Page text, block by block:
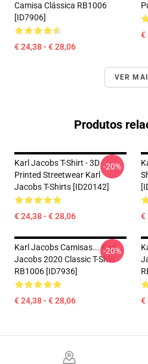
Camisa Clássica RB1006
[ID7906]
€ 24,38 - € 28,06
€
VER
Produtos
Karl Jacobs T-Shirt - 3D
Printed Streetwear Karl
Jacobs T-Shirts [ID20142]
€ 24,38 - € 28,06
-20%
€
Karl Jacobs Camisas... Karl
Jacobs 2020 Classic T-Shirt
RB1006 [ID7936]
€ 24,38 - € 28,06
-20%
€